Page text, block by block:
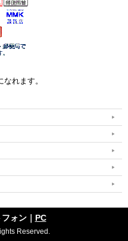
れます。
ォン｜ PC
Reserved.